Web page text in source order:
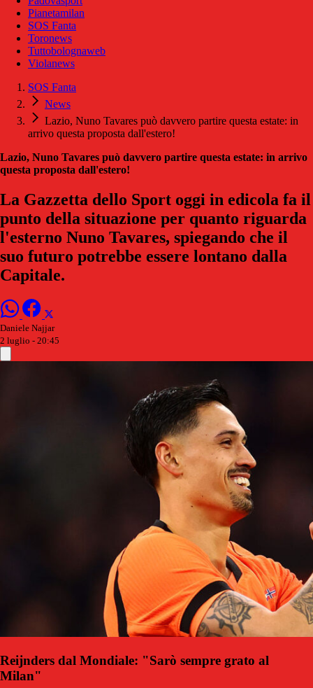
Pianetamilan
SOS Fanta
Toronews
Tuttobolognaweb
Violanews
SOS Fanta
News
Lazio, Nuno Tavares può davvero partire questa estate: in
arrivo questa proposta dall'estero!
Lazio, Nuno Tavares può davvero partire questa estate: in arrivo
questa proposta dall'estero!
La Gazzetta dello Sport oggi in edicola fa il
punto della situazione per quanto riguarda
l'esterno Nuno Tavares, spiegando che il
suo futuro potrebbe essere lontano dalla
Capitale.
Daniele Najjar
2 luglio - 20:45
Reijnders dal Mondiale: "Sarò sempre grato al
Milan"